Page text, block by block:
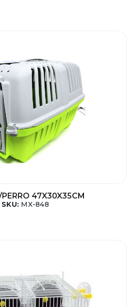
47X30X35CM
SKU: MX-848